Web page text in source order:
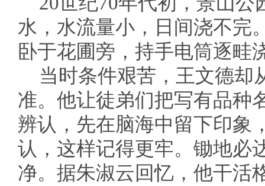
水，水流量小，日间浇不完
卧于花圃旁，持手电筒逐畦
当时条件艰苦，王文德却
准。他让徒弟们把写有品种
辨认，先在脑海中留下印象
认，这样记得更牢。锄地必
净。据朱淑云回忆，他干活